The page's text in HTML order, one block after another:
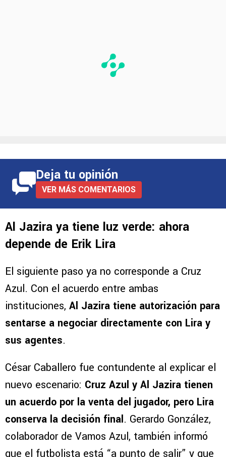
Deja tu opinión
VER MÁS COMENTARIOS
Al Jazira ya tiene luz verde: ahora
depende de Erik Lira
El siguiente paso ya no corresponde a Cruz
Azul. Con el acuerdo entre ambas
instituciones, Al Jazira tiene autorización para
sentarse a negociar directamente con Lira y
sus agentes.
César Caballero fue contundente al explicar el
nuevo escenario: Cruz Azul y Al Jazira tienen
un acuerdo por la venta del jugador, pero Lira
conserva la decisión final. Gerardo González,
colaborador de Vamos Azul, también informó
que el futbolista está “a punto de salir” y que